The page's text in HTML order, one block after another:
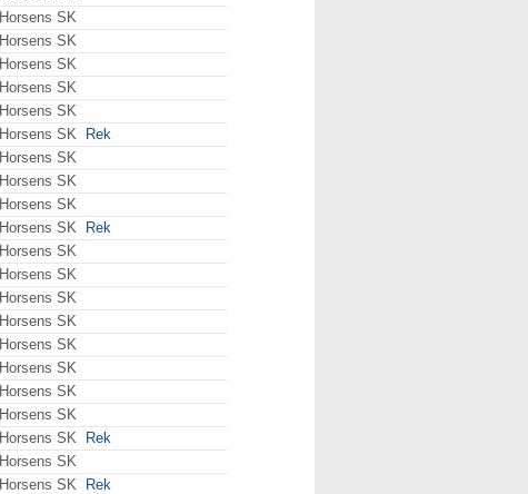
Horsens SK
Horsens SK
Horsens SK
Horsens SK
Horsens SK
Horsens SK
Rek
Horsens SK
Horsens SK
Horsens SK
Horsens SK
Rek
Horsens SK
Horsens SK
Horsens SK
Horsens SK
Horsens SK
Horsens SK
Horsens SK
Horsens SK
Horsens SK
Rek
Horsens SK
Horsens SK
Rek